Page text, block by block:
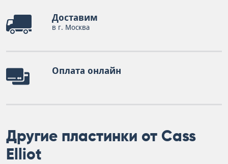
Доставим
в г. Москва
Оплата онлайн
Другие пластинки от Cass
Elliot